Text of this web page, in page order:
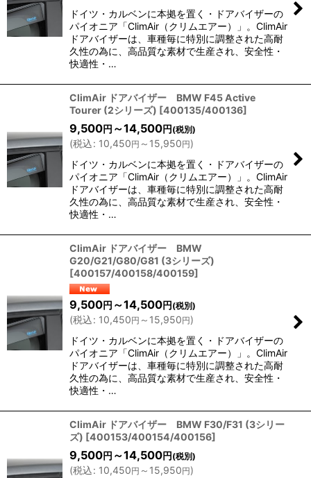
ドイツ・カルベンに本拠を置く・ドアバイザーの
パイオニア「ClimAir（クリムエアー）」。ClimAir
ドアバイザーは、車種毎に特別に調整された高耐
久性の為に、高品質な素材で生産され、安全性・
快適性・…
ClimAir ドアバイザー BMW F45 Active
Tourer (2シリーズ) [400135/400136]
9,500円 ～14,500円 (税別)
(税込: 10,450円 ～15,950円)
ドイツ・カルベンに本拠を置く・ドアバイザーの
パイオニア「ClimAir（クリムエアー）」。ClimAir
ドアバイザーは、車種毎に特別に調整された高耐
久性の為に、高品質な素材で生産され、安全性・
快適性・…
ClimAir ドアバイザー BMW
G20/G21/G80/G81 (3シリーズ)
[400157/400158/400159]
9,500円 ～14,500円 (税別)
(税込: 10,450円 ～15,950円)
ドイツ・カルベンに本拠を置く・ドアバイザーの
パイオニア「ClimAir（クリムエアー）」。ClimAir
ドアバイザーは、車種毎に特別に調整された高耐
久性の為に、高品質な素材で生産され、安全性・
快適性・…
ClimAir ドアバイザー BMW F30/F31 (3シリー
ズ) [400153/400154/400156]
9,500円 ～14,500円 (税別)
(税込: 10,450円 ～15,950円)